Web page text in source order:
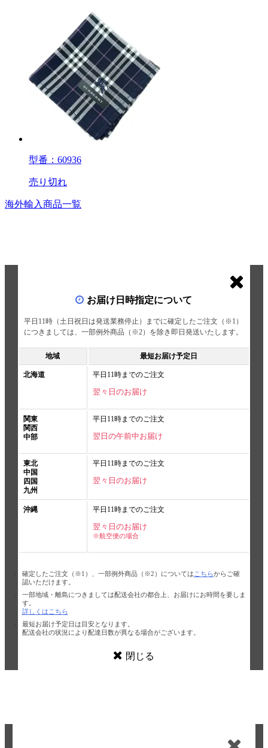
型番：60936
売り切れ
海外輸入商品一覧
お届け日時指定について
平日11時（土日祝日は発送業務停止）までに確定したご注文（※1）
につきましては、一部例外商品（※2）を除き即日発送いたします。
地域 最短お届け予定日
北海道 平日11時までのご注文
翌々日のお届け
関東
関西
中部
平日11時までのご注文
翌日の午前中お届け
東北
中国
四国
九州
平日11時までのご注文
翌々日のお届け
沖縄 平日11時までのご注文
翌々日のお届け
※航空便の場合
確定したご注文（※1）、一部例外商品（※2）については こちらからご確
認いただけます。
一部地域・離島につきましては配送会社の都合上、お届けにお時間を要しま
す。
詳しくはこちら
最短お届け予定日は目安となります。
配送会社の状況により配達日数が異なる場合がございます。
閉じる